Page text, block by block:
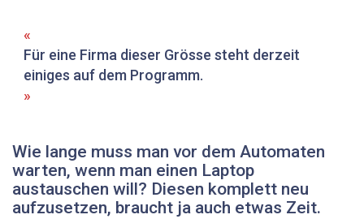
Für eine Firma dieser ­Grösse steht derzeit
einiges auf dem Programm.
Wie lange muss man vor dem Automaten
warten, wenn man einen Laptop
austauschen will? Diesen komplett neu
aufzusetzen, braucht ja auch etwas Zeit.